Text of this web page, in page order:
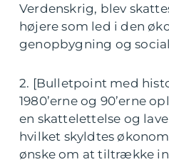
Verdenskrig, blev
højere som led i den
genopbygning og
2. [Bulletpoint med
1980’erne og 90’erne
en skattelettelse og
hvilket skyldtes
ønske om at tiltrække